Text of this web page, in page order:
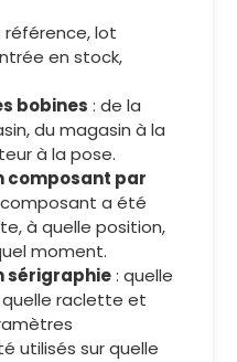
référence, lot
en stock,
bobines : de la
du magasin à la
à la pose.
composant par
a été
à quelle position,
moment.
sérigraphie: quelle
raclette et
utilisés sur quelle